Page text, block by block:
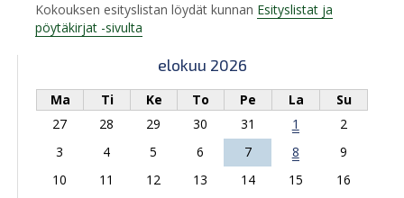
Kokouksen esityslistan löydät kunnan Esityslistat ja
pöytäkirjat -sivulta
elokuu 2026
Ma Ti Ke To Pe La
Su
27
28 29 30 31 1
2
3
4 5 6 7 8
9
10
11 12 13 14 15
16